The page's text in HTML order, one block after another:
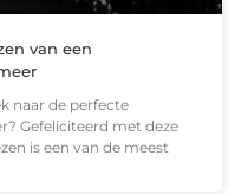
van een
naar de perfecte
Gefeliciteerd met deze
is een van de meest